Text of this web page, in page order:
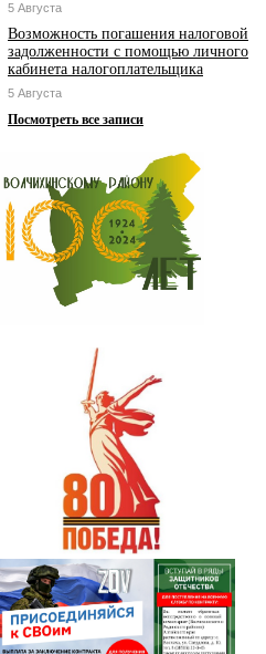
5 Августа
Возможность погашения налоговой
задолженности с помощью личного
кабинета налогоплательщика
5 Августа
Посмотреть все записи